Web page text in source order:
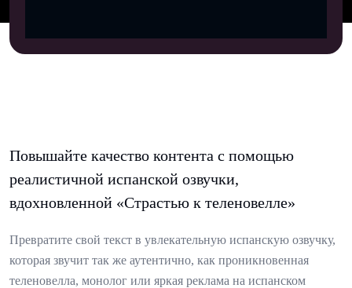
Повышайте качество контента с помощью
реалистичной испанской озвучки,
вдохновленной «Страстью к теленовелле»
Превратите свой текст в увлекательную испанскую озвучку,
которая звучит так же аутентично, как проникновенная
теленовелла, монолог или яркая реклама на испанском